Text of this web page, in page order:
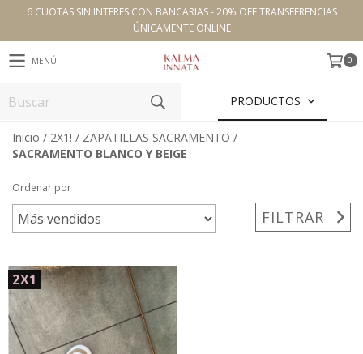
6 CUOTAS SIN INTERÉS CON BANCARIAS - 20% OFF TRANSFERENCIAS
ÚNICAMENTE ONLINE
MENÚ 0
PRODUCTOS
Inicio / 2X1! / ZAPATILLAS SACRAMENTO /
SACRAMENTO BLANCO Y BEIGE
Ordenar por
FILTRAR
2X1